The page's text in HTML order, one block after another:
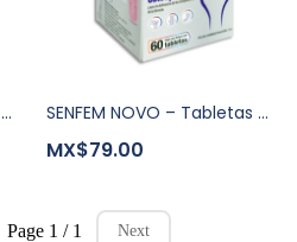
CALCIO MAX – Tabletas c/30 SENFEM NOVO – Tabletas c/60
MX$79.00
Page 1 / 1 Next